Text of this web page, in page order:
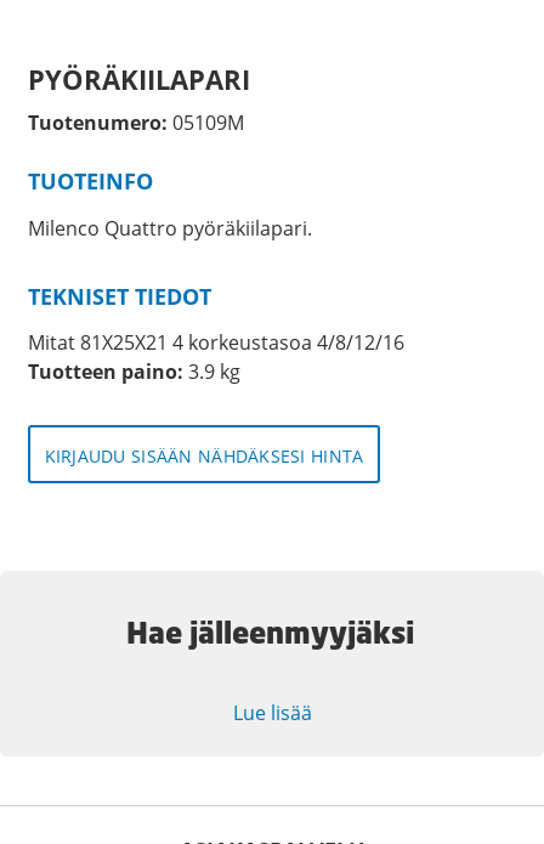
PYÖRÄKIILAPARI
Tuotenumero: 05109M
TUOTEINFO
Milenco Quattro pyöräkiilapari.
TEKNISET TIEDOT
Mitat 81X25X21 4 korkeustasoa 4/8/12/16
Tuotteen paino: 3.9 kg
KIRJAUDU SISÄÄN NÄHDÄKSESI HINTA
Hae jälleenmyyjäksi
Lue lisää